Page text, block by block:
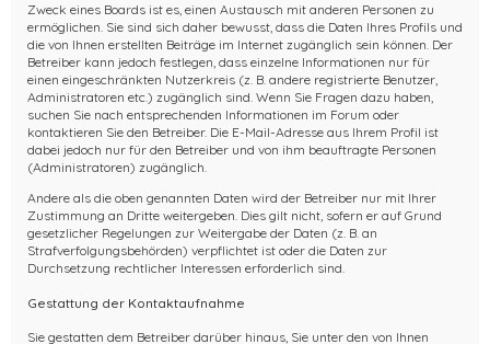
Zweck eines Boards ist es, einen Austausch mit anderen Personen zu
ermöglichen. Sie sind sich daher bewusst, dass die Daten Ihres Profils und
die von Ihnen erstellten Beiträge im Internet zugänglich sein können. Der
Betreiber kann jedoch festlegen, dass einzelne Informationen nur für
einen eingeschränkten Nutzerkreis (z. B. andere registrierte Benutzer,
Administratoren etc.) zugänglich sind. Wenn Sie Fragen dazu haben,
suchen Sie nach entsprechenden Informationen im Forum oder
kontaktieren Sie den Betreiber. Die E-Mail-Adresse aus Ihrem Profil ist
dabei jedoch nur für den Betreiber und von ihm beauftragte Personen
(Administratoren) zugänglich.
Andere als die oben genannten Daten wird der Betreiber nur mit Ihrer
Zustimmung an Dritte weitergeben. Dies gilt nicht, sofern er auf Grund
gesetzlicher Regelungen zur Weitergabe der Daten (z. B. an
Strafverfolgungsbehörden) verpflichtet ist oder die Daten zur
Durchsetzung rechtlicher Interessen erforderlich sind.
Gestattung der Kontaktaufnahme
Sie gestatten dem Betreiber darüber hinaus, Sie unter den von Ihnen